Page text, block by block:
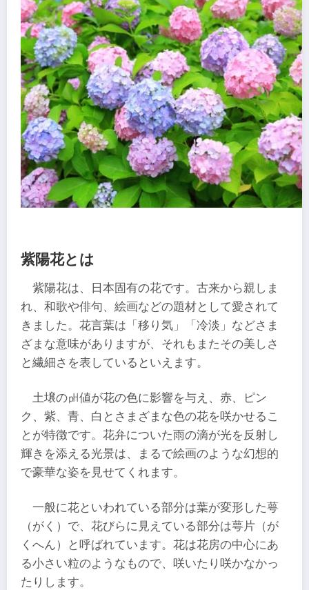
紫陽花とは
紫陽花は、日本固有の花です。古来から親しま
れ、和歌や俳句、絵画などの題材として愛されて
きました。花言葉は「移り気」「冷淡」などさま
ざまな意味がありますが、それもまたその美しさ
と繊細さを表しているといえます。
土壌の㏗値が花の色に影響を与え、赤、ピン
ク、紫、青、白とさまざまな色の花を咲かせるこ
とが特徴です。花弁についた雨の滴が光を反射し
輝きを添える光景は、まるで絵画のような幻想的
で豪華な姿を見せてくれます。
一般に花といわれている部分は葉が変形した萼
（がく）で、花びらに見えている部分は萼片（が
くへん）と呼ばれています。花は花房の中心にあ
る小さい粒のようなもので、咲いたり咲かなかっ
たりします。